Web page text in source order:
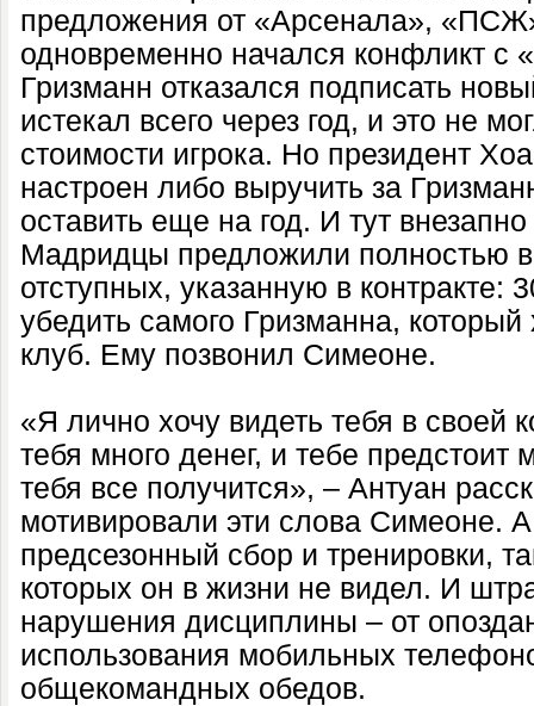
предложения от «Арсенала»,
одновременно начался конфликт с
Гризманн отказался подписать
истекал всего через год, и это не
стоимости игрока. Но президент
настроен либо выручить за
оставить еще на год. И тут
Мадридцы предложили полностью
отступных, указанную в контракте:
убедить самого Гризманна, который
клуб. Ему позвонил Симеоне.
«Я лично хочу видеть тебя в своей
тебя много денег, и тебе предстоит
тебя все получится», – Антуан
мотивировали эти слова Симеоне.
предсезонный сбор и тренировки,
которых он в жизни не видел. И
нарушения дисциплины – от
использования мобильных
общекомандных обедов.